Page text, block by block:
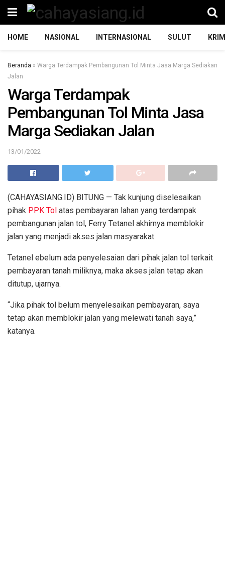
HOME NASIONAL INTERNASIONAL SULUT
Beranda » Warga Terdampak Pembangunan Tol Minta Jasa Marga Sediakan
Jalan
Warga Terdampak
Pembangunan Tol Minta Jasa
Marga Sediakan Jalan
13/01/2022
(CAHAYASIANG.ID) BITUNG — Tak kunjung diselesaikan
pihak PPK Tol atas pembayaran lahan yang terdampak
pembangunan jalan tol, Ferry Tetanel akhirnya memblokir
jalan yang menjadi akses jalan masyarakat.
Tetanel ebelum ada penyelesaian dari pihak jalan tol terkait
pembayaran tanah miliknya, maka akses jalan tetap akan
ditutup, ujarnya.
“Jika pihak tol belum menyelesaikan pembayaran, saya
tetap akan memblokir jalan yang melewati tanah saya,”
katanya.